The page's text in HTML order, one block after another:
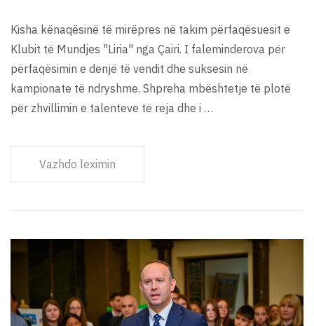
Kisha kënaqësinë të mirëpres në takim përfaqësuesit e
Klubit të Mundjes "Liria" nga Çairi. I faleminderova për
përfaqësimin e denjë të vendit dhe suksesin në
kampionate të ndryshme. Shpreha mbështetje të plotë
për zhvillimin e talenteve të reja dhe i …
Vazhdo leximin